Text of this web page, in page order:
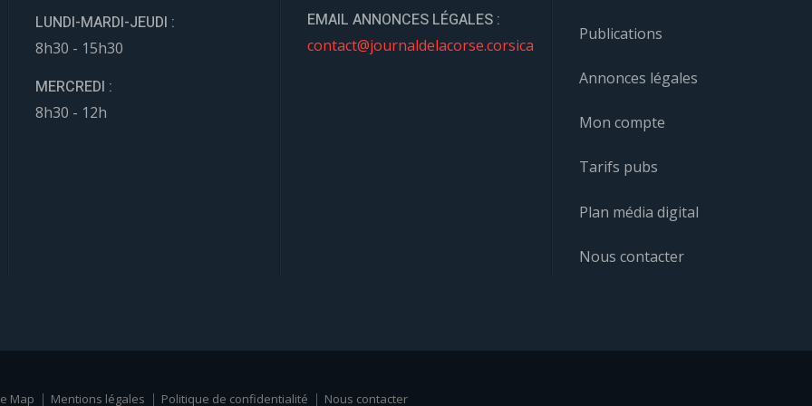
LUNDI-MARDI-JEUDI :
8h30 - 15h30
MERCREDI :
8h30 - 12h
EMAIL ANNONCES LÉGALES :
contact@journaldelacorse.corsica
Publications
Annonces légales
Mon compte
Tarifs pubs
Plan média digital
Nous contacter
Map Mentions légales Politique de confidentialité Nous contacter